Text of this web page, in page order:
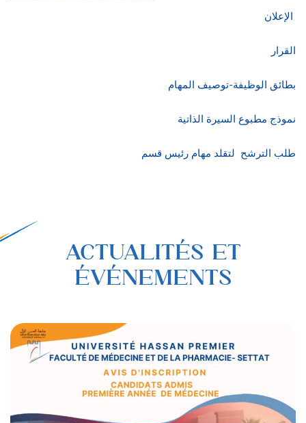
القرار
بطائق الوظيفة-توصيف المهام
نموذج مطبوع السيرة الذاتية
طلب الترشح لتقلد مهام رئيس قسم
ACTUALITÉS ET
ÉVÉNEMENTS